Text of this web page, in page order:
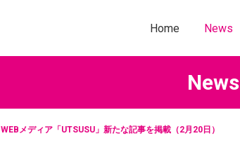
Home News
News
WEBメディア「UTSUSU」新たな記事を掲載（2月20日）